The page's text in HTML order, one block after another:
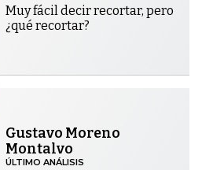
Muy fácil decir recortar, pero
¿qué recortar?
Gustavo Moreno
Montalvo
ÚLTIMO ANÁLISIS